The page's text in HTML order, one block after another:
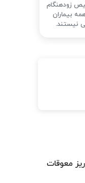
زودهنگام
بیماران
نیستند.
معوقات